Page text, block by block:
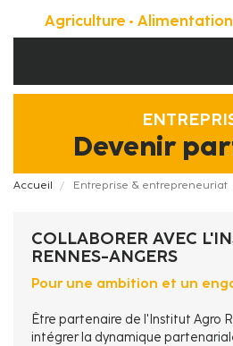
Agriculture •
Devenir
FilAccueil Entreprise & entrepreneuriat
COLLABORER AVEC
RENNES-ANGERS
Pour une ambition et un
Être partenaire de l'Institut Agro
intégrer la dynamique